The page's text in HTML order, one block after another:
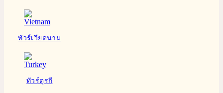
ทัวร์เวียดนาม
ทัวร์ตุรกี